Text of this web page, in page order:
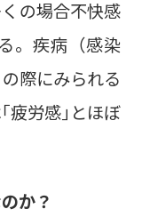
の場合不快感
。疾病（感染
際にみられる
疲労感｣とほぼ
か？